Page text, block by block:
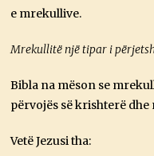
e mrekullive.
Mrekullitë një tipar i
Bibla na mëson se
përvojës së krishterë
Vetë Jezusi tha: